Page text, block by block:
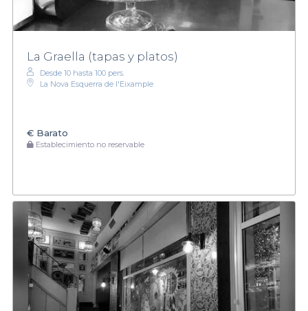
La Graella (tapas y platos)
Desde 10 hasta 100 pers.
La Nova Esquerra de l'Eixample
€ Barato
Establecimiento no reservable